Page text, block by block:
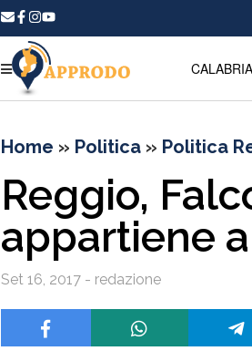
CALABRIA
Home » Politica » Politica
Reggio,
appartiene
Set 16, 2017 - redazione